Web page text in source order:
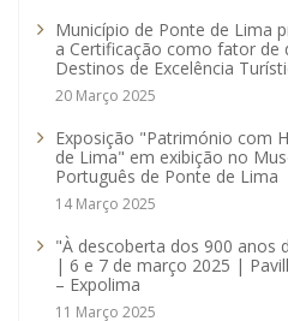
Município de Ponte de Lima
a Certificação como fator de
Destinos de Excelência
20 Março 2025
Exposição "Património com
de Lima" em exibição no
Português de Ponte de Lima
14 Março 2025
"À descoberta dos 900 anos
| 6 e 7 de março 2025 |
– Expolima
11 Março 2025